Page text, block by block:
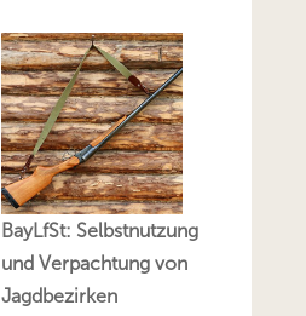
BayLfSt: Selbstnutzung
und Verpachtung von
Jagdbezirken